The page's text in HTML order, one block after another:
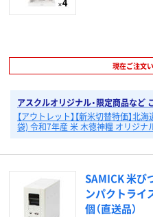
現在ご注文
アスクルオリジナル・限定商品など
【アウトレット】【新米切替特価】
袋) 令和7年産 米 木徳神糧 オリジナ
SAMICK 米び
ンパクトライ
個（直送品）